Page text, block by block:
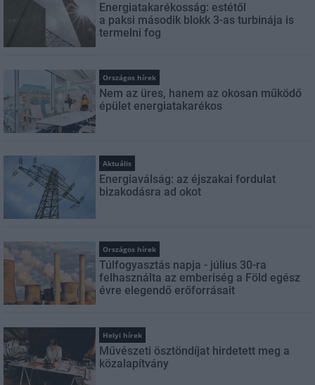
Energiatakarékosság: estétől
a paksi második blokk 3-as turbinája is
termelni fog
Országos hírek
Nem az üres, hanem az okosan működő
épület energiatakarékos
Aktuális
Energiaválság: az éjszakai fordulat
bizakodásra ad okot
Országos hírek
Túlfogyasztás napja - július 30-ra
felhasználta az emberiség a Föld egész
évre elegendő erőforrásait
Helyi hírek
Művészeti ösztöndíjat hirdetett meg a
közalapítvány